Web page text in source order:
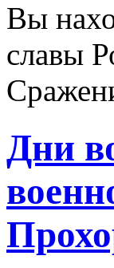
Вы
славы
Дни